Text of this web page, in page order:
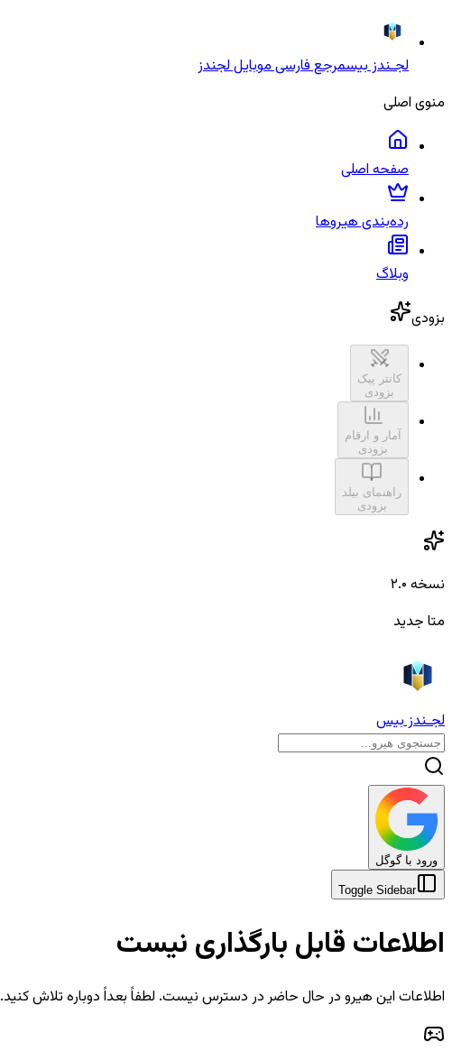
لجـندز بیسمرجع فارسی موبایل لجندز
منوی اصلی
صفحه اصلی
رده‌بندی هیروها
وبلاگ
بزودی
کانتر پیک
بزودی
آمار و ارقام
بزودی
راهنمای بیلد
بزودی
نسخه ۲.۰
متا جدید
لجـندز بیس
ورود با گوگل
Toggle Sidebar
اطلاعات قابل بارگذاری نیست
اطلاعات این هیرو در حال حاضر در دسترس نیست. لطفاً بعداً دوباره تلاش کنید.